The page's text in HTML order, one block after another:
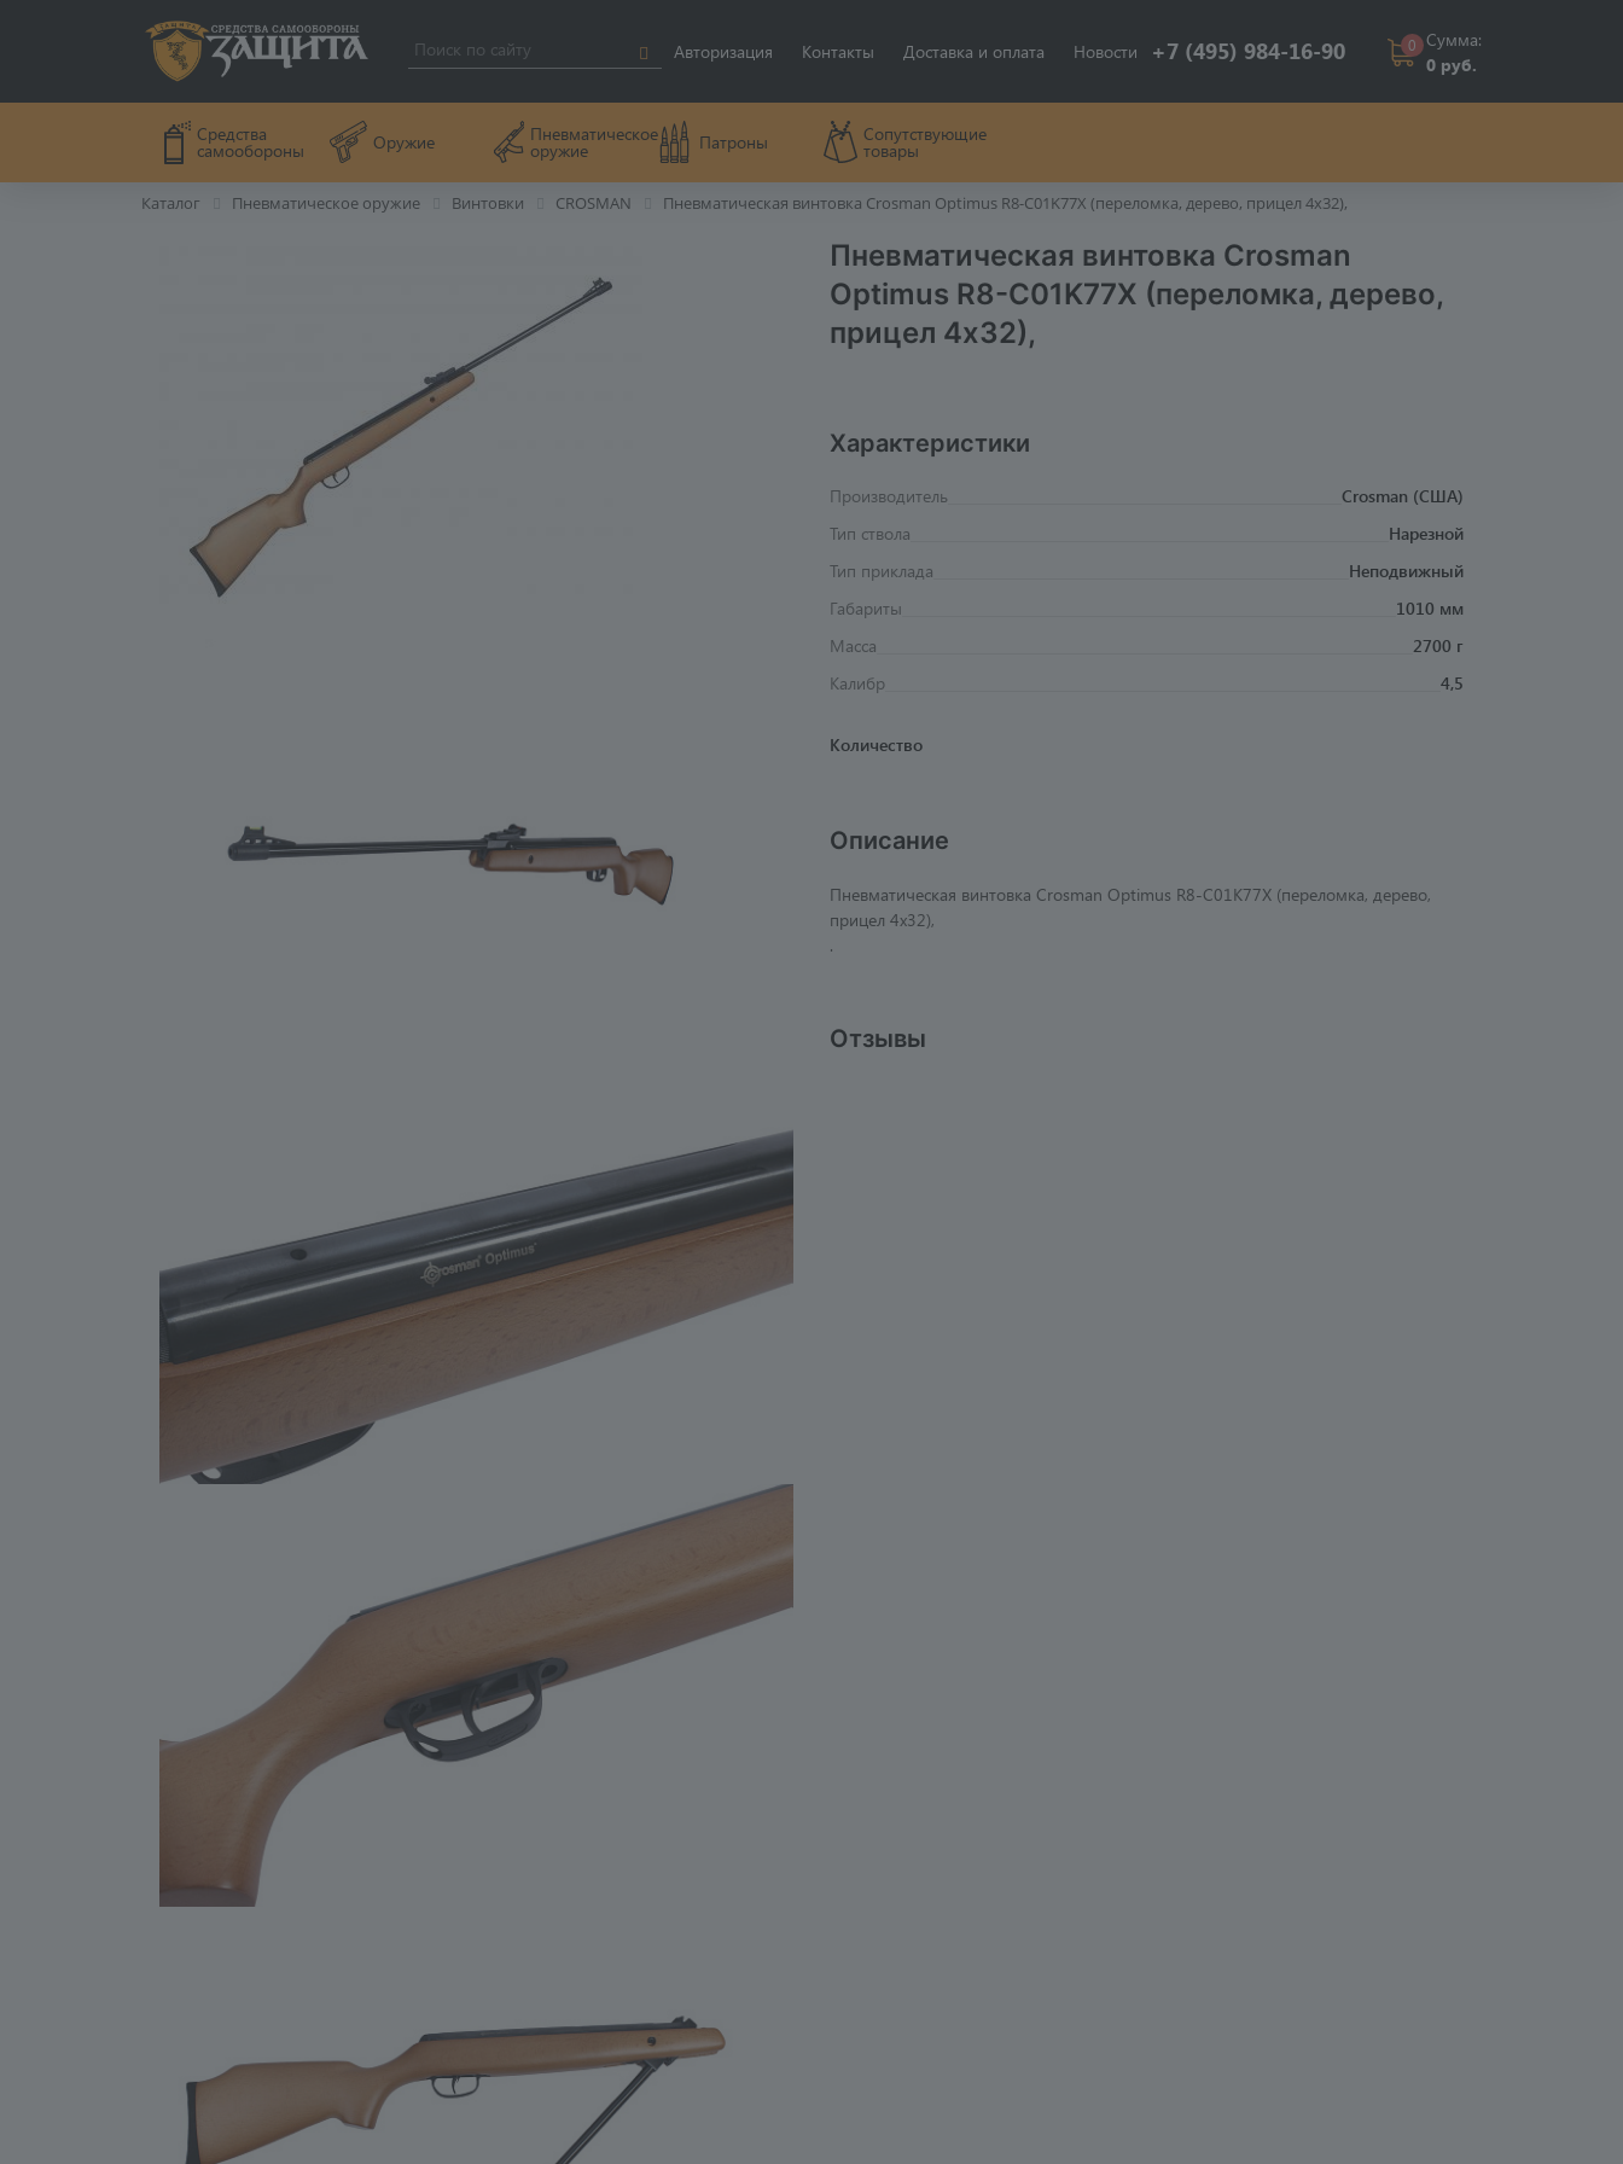
Авторизация Контакты Доставка и оплата Новости +7 (495) 984-16-90 0 Сумма:
0 руб.
Средства
самообороны Оружие Пневматическое
оружие Патроны Сопутствующие
товары
Каталог Пневматическое оружие Винтовки CROSMAN Пневматическая винтовка Crosman Optimus R8-C01K77X (переломка, дерево, прицел 4x32),
Пневматическая винтовка Crosman
Optimus R8-C01K77X (переломка, дерево,
прицел 4x32),
Характеристики
Производитель
Crosman (США)
Тип ствола
Нарезной
Тип приклада
Неподвижный
Габариты
1010 мм
Масса
2700 г
Калибр
4,5
Количество
Описание
Пневматическая винтовка Crosman Optimus R8-C01K77X (переломка, дерево,
прицел 4x32),
.
Отзывы